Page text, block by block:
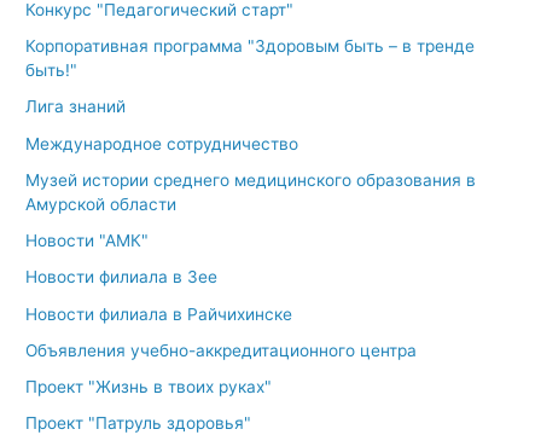
Конкурс "Педагогический старт"
Корпоративная программа "Здоровым быть – в тренде
быть!"
Лига знаний
Международное сотрудничество
Музей истории среднего медицинского образования в
Амурской области
Новости "АМК"
Новости филиала в Зее
Новости филиала в Райчихинске
Объявления учебно-аккредитационного центра
Проект "Жизнь в твоих руках"
Проект "Патруль здоровья"